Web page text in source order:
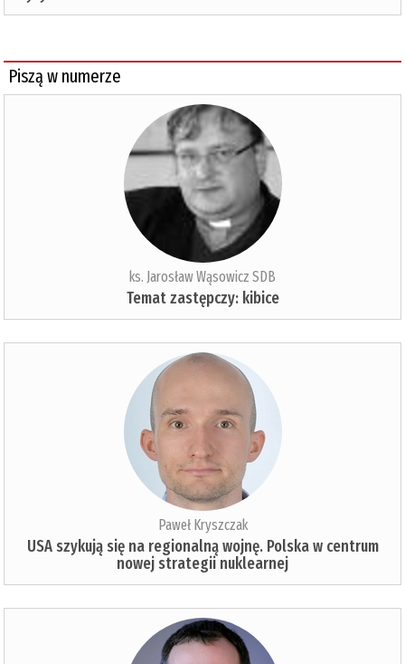
Piszą w numerze
ks. Jarosław Wąsowicz SDB
Temat zastępczy: kibice
Paweł Kryszczak
USA szykują się na regionalną wojnę. Polska w centrum
nowej strategii nuklearnej